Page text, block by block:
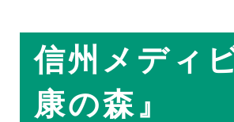
信州メディ
康の森』